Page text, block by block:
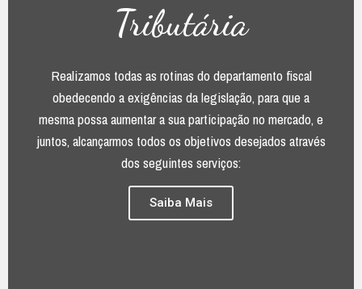
Tributária
Realizamos todas as rotinas do departamento fiscal
obedecendo a exigências da legislação, para que a
mesma possa aumentar a sua participação no mercado, e
juntos, alcançarmos todos os objetivos desejados através
dos seguintes serviços:
Saiba Mais